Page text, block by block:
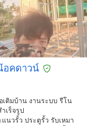
อค​ดาวน์
เติมบ้าน งานระบบ รีโน
เร็จรูป
นวรั้ว​ ประตูรั้ว รับเหมา